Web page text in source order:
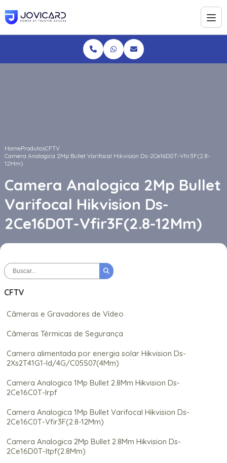
HomeProdutosCFTV
Camera Analogica 2Mp Bullet Varifocal Hikvision Ds-2Ce16D0T-Vfir3F(2.8-
12Mm)
Camera Analogica 2Mp Bullet
Varifocal Hikvision Ds-
2Ce16D0T-Vfir3F(2.8-12Mm)
CFTV
Câmeras e Gravadores de Vídeo
Câmeras Térmicas de Segurança
Camera alimentada por energia solar Hikvision Ds-
2Xs2T41G1-Id/4G/C05S07(4Mm)
Camera Analogica 1Mp Bullet 2.8Mm Hikvision Ds-
2Ce16C0T-Irpf
Camera Analogica 1Mp Bullet Varifocal Hikvision Ds-
2Ce16C0T-Vfir3F(2.8-12Mm)
Camera Analogica 2Mp Bullet 2.8Mm Hikvision Ds-
2Ce16D0T-Itpf(2.8Mm)